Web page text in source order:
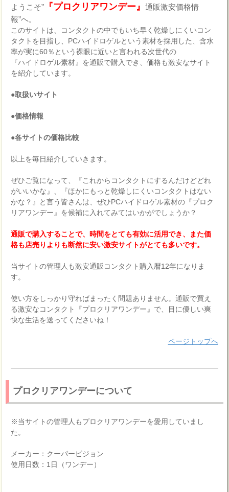
ようこそ” 『プロクリアワンデー』通販激安価格情
報”へ。
このサイトは、コンタクトの中でもいち早く乾燥しにくいコン
タクトを目指し、PCハイドロゲルという素材を採用した、含水
率が実に60％という裸眼に近いと言われる次世代の
『ハイドロゲル素材』を通販で購入でき、価格も激安なサイト
を紹介しています。
●取扱いサイト
●価格情報
●各サイトの価格比較
以上を毎日紹介していきます。
ぜひご覧になって、『これからコンタクトにするんだけどどれ
がいいかな』、『ほかにもっと乾燥しにくいコンタクトはない
かな？』と言う皆さんは、ぜひPCハイドロゲル素材の『プロク
リアワンデー』を候補に入れてみてはいかがでしょうか？
通販で購入することで、時間をとても有効に活用でき、また価
格も店売りよりも断然に安い激安サイトがとても多いです。
当サイトの管理人も激安通販コンタクト購入暦12年になりま
す。
使い方をしっかり守ればまったく問題ありません。通販で買え
る激安なコンタクト『プロクリアワンデー』で、目に優しい爽
快な生活を送ってくださいね！
ページトップへ
プロクリアワンデーについて
※当サイトの管理人もプロクリアワンデーを愛用していまし
た。
メーカー：クーパービジョン
使用日数：1日（ワンデー）